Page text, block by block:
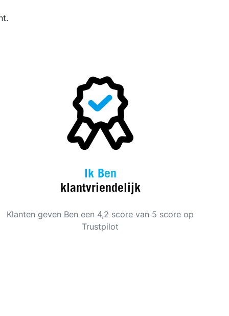
Ik Ben
klantvriendelijk
Klanten geven Ben een 4,2 score van 5 score op
Trustpilot